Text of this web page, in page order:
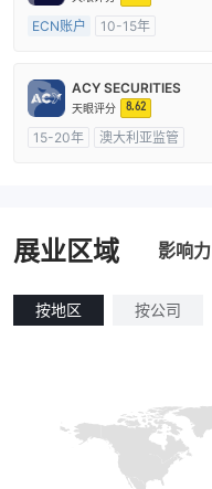
ECN账户
10-15年
主标MT4
ACY SECURITIES
天眼评分 8.62
15-20年
澳大利亚监管
展业区域 影响力
按地区 按公司